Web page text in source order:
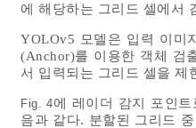
에 해당하는 그리드 셀에서
YOLOv5 모델은 입력 이미
(Anchor)를 이용한 객체 검
서 입력되는 그리드 셀을 제
Fig. 4에 레이더 감지 포인
음과 같다. 분할된 그리드